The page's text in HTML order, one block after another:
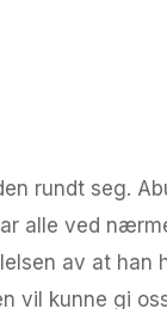
rundt seg.
alle ved
av at han
vil kunne gi